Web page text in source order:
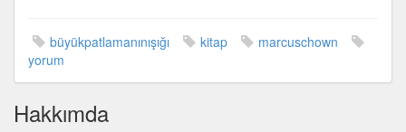
büyükpatlamanınışığı kitap
marcuschown
yorum
Hakkımda